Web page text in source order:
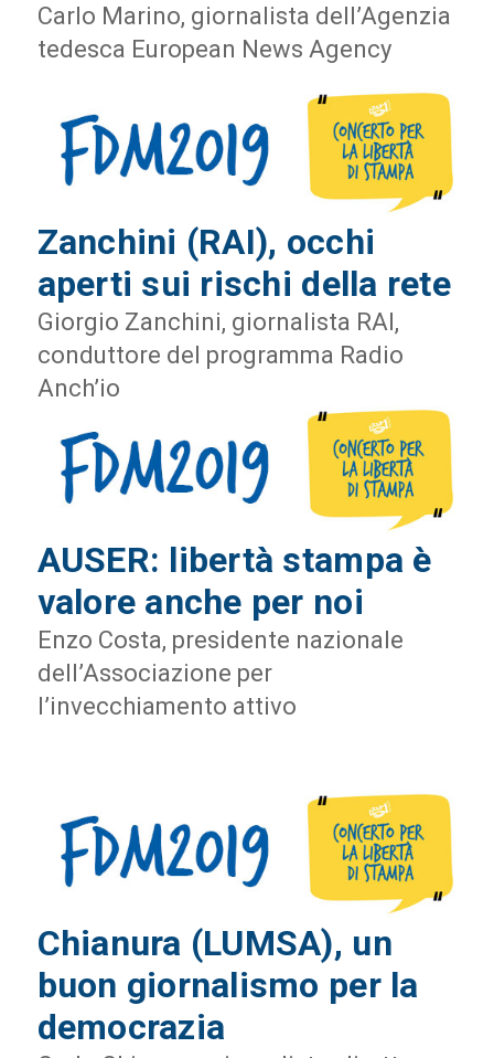
Carlo Marino, giornalista dell’Agenzia
tedesca European News Agency
Zanchini (RAI), occhi
aperti sui rischi della rete
Giorgio Zanchini, giornalista RAI,
conduttore del programma Radio
Anch’io
AUSER: libertà stampa è
valore anche per noi
Enzo Costa, presidente nazionale
dell’Associazione per
l’invecchiamento attivo
Chianura (LUMSA), un
buon giornalismo per la
democrazia